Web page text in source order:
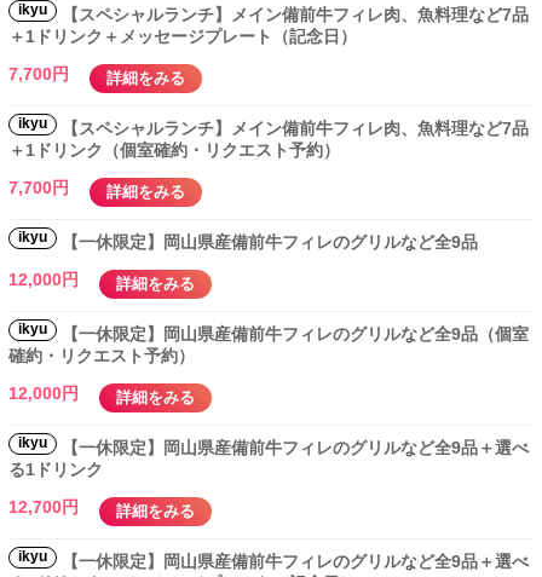
ikyu
【スペシャルランチ】メイン備前牛フィレ肉、魚料理など7品
＋1ドリンク＋メッセージプレート（記念日）
7,700円
詳細をみる
ikyu
【スペシャルランチ】メイン備前牛フィレ肉、魚料理など7品
＋1ドリンク（個室確約・リクエスト予約）
7,700円
詳細をみる
ikyu
【一休限定】岡山県産備前牛フィレのグリルなど全9品
12,000円
詳細をみる
ikyu
【一休限定】岡山県産備前牛フィレのグリルなど全9品（個室
確約・リクエスト予約）
12,000円
詳細をみる
ikyu
【一休限定】岡山県産備前牛フィレのグリルなど全9品＋選べ
る1ドリンク
12,700円
詳細をみる
ikyu
【一休限定】岡山県産備前牛フィレのグリルなど全9品＋選べ